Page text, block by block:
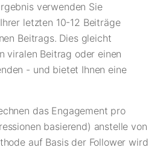
verwenden Sie
letzten 10-12 Beiträge
Beitrags. Dies gleicht
viralen Beitrag oder einen
- und bietet Ihnen eine
das Engagement pro
basierend) anstelle von
auf Basis der Follower wird